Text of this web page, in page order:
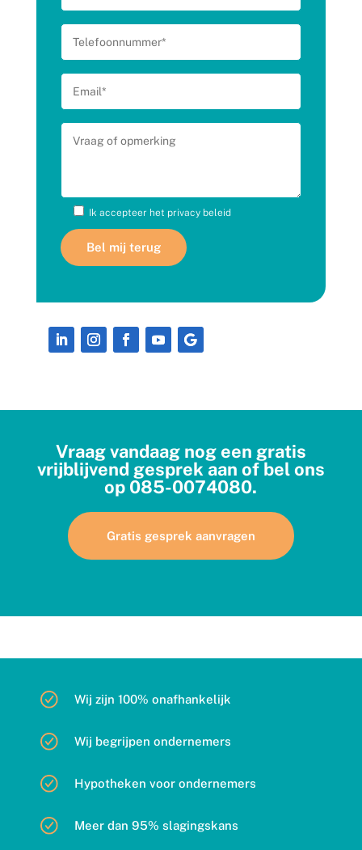
Ik accepteer het privacy beleid
Vraag vandaag nog een gratis
vrijblijvend gesprek aan of bel ons
op 085-0074080.
Gratis gesprek aanvragen
Wij zijn 100% onafhankelijk
Wij begrijpen ondernemers
Hypotheken voor ondernemers
Meer dan 95% slagingskans